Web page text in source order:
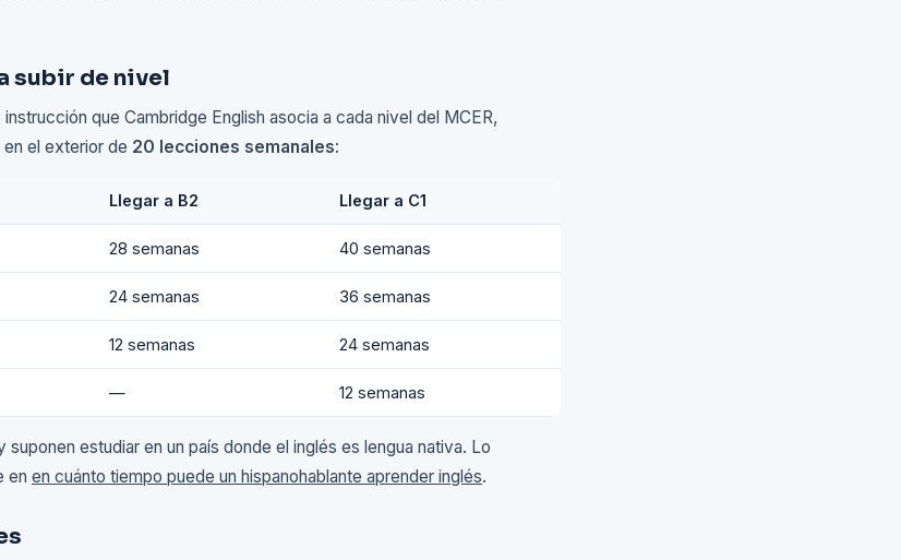
subir de nivel
que Cambridge English asocia a cada nivel del MCER,
el exterior de 20 lecciones semanales:
Llegar a B2 Llegar a C1
28 semanas 40 semanas
24 semanas 36 semanas
12 semanas 24 semanas
— 12 semanas
suponen estudiar en un país donde el inglés es lengua nativa. Lo
en en cuánto tiempo puede un hispanohablante aprender inglés.